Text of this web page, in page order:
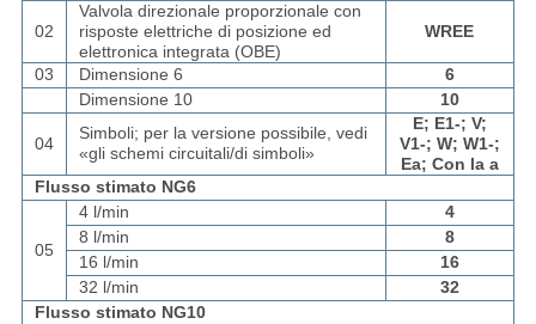
02
Valvola direzionale proporzionale con
risposte elettriche di posizione ed
elettronica integrata (OBE)
WREE
03 Dimensione 6
6
Dimensione 10
10
04
Simboli; per la versione possibile, vedi
«gli schemi circuitali/di simboli»
E; E1-; V;
V1-; W; W1-;
Ea; Con la a
Flusso stimato NG6
05
4 l/min
4
8 l/min
8
16 l/min
16
32 l/min
32
Flusso stimato NG10